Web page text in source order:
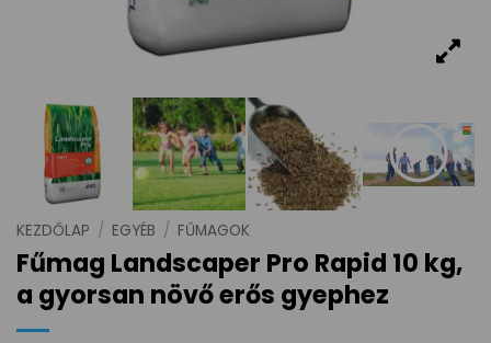
KEZDŐLAP / EGYÉB / FŰMAGOK
Fűmag Landscaper Pro Rapid 10 kg,
a gyorsan növő erős gyephez